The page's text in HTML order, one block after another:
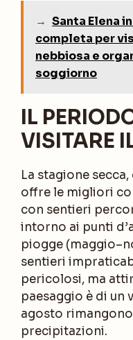
→ Santa Elena
completa per
nebbiosa e
soggiorno
IL
VISITARE
La stagione secca,
offre le migliori
con sentieri
intorno ai punti
piogge
sentieri
pericolosi, ma
paesaggio è di un
agosto
precipitazioni.